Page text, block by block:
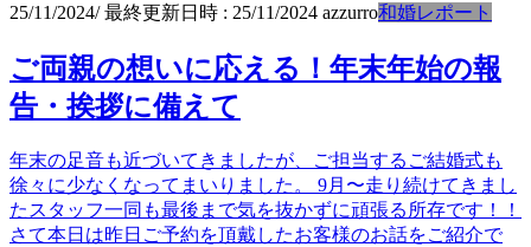
25/11/2024/ 最終更新日時 : 25/11/2024 azzurro和婚レポート
ご両親の想いに応える！年末年始の報
告・挨拶に備えて
年末の足音も近づいてきましたが、ご担当するご結婚式も
徐々に少なくなってまいりました。 9月〜走り続けてきまし
たスタッフ一同も最後まで気を抜かずに頑張る所存です！！
さて本日は昨日ご予約を頂戴したお客様のお話をご紹介で